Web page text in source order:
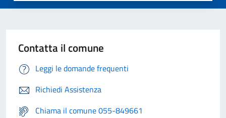
Contatta il comune
Leggi le domande frequenti
Richiedi Assistenza
Chiama il comune 055-849661